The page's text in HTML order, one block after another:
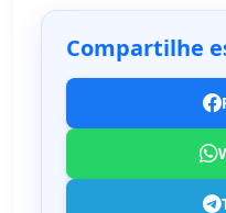
Compartilhe